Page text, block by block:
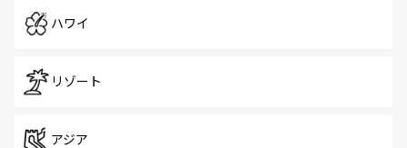
ハワイ
リゾート
アジア